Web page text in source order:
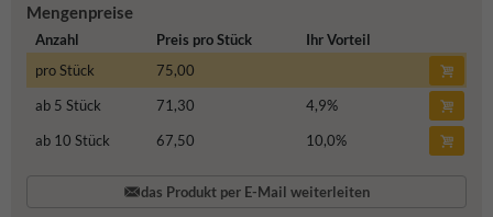
Mengenpreise
Anzahl Preis pro Stück
Ihr Vorteil
pro Stück
75,00
ab 5 Stück
71,30 4,9%
ab 10 Stück
67,50 10,0%
das Produkt per E-Mail weiterleiten